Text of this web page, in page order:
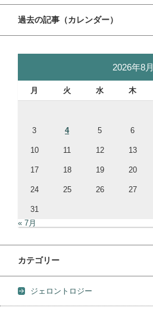
過去の記事（カレンダー）
2026年8月
月 火 水 木
3 4 5 6
10 11 12 13
17 18 19 20
24 25 26 27
31
« 7月
カテゴリー
ジェロントロジー